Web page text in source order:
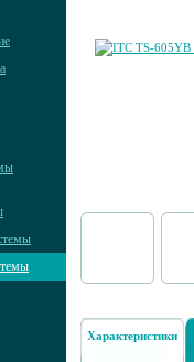
Характеристики